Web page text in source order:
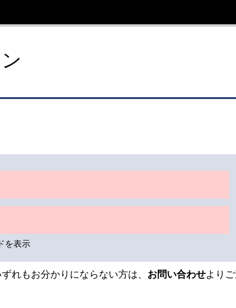
ト
を表示
れもお分かりにならない方は、 お問い合わせより